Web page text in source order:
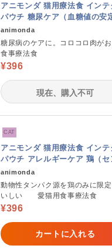
アニモンダ 猫用療法食 インテ
パウチ 糖尿ケア（血糖値の安
animonda
糖尿病のケアに。コロコロ肉
食事療法食
¥396
現在、購入不可
CAT
アニモンダ 猫用療法食 インテ
パウチ アレルギーケア 鶏（セ
animonda
動物性タンパク源を鶏のみに限
いしい 愛猫用食事療法食
¥396
カートに入れる